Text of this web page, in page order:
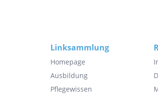
Linksammlung
Homepage
Ausbildung
Pflegewissen